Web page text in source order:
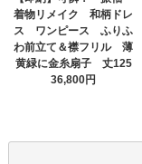
着物リメイク 和柄ドレ
ス ワンピース ふりふ
わ前立て＆襟フリル 薄
黄緑に金糸扇子 丈125
36,800円